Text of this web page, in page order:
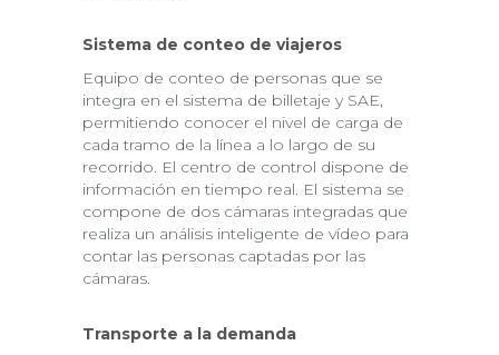
Sistema de conteo de viajeros
Equipo de conteo de personas que se
integra en el sistema de billetaje y SAE,
permitiendo conocer el nivel de carga de
cada tramo de la línea a lo largo de su
recorrido. El centro de control dispone de
información en tiempo real. El sistema se
compone de dos cámaras integradas que
realiza un análisis inteligente de vídeo para
contar las personas captadas por las
cámaras.
Transporte a la demanda